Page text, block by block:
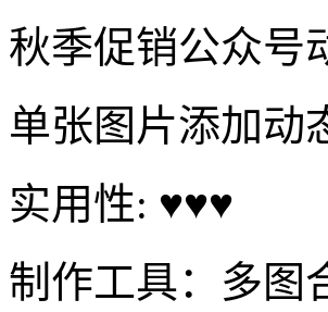
秋季促销公众号
单张图片添加动
实用性: ♥♥♥
制作工具：多图